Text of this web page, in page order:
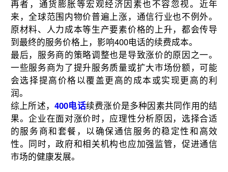
再者，通货膨胀等宏观经济因素也不容忽视。近年
来，全球范围内物价普遍上涨，通信行业也不例外。
原材料、人力成本等生产要素价格的上升，都会传导
到最终的服务价格上，影响400电话的续费成本。
最后，服务商的策略调整也是导致涨价的原因之一。
一些服务商为了提升服务质量或扩大市场份额，可能
会选择提高价格以覆盖更高的成本或实现更高的利
润。
综上所述，400电话续费涨价是多种因素共同作用的结
果。企业在面对涨价时，应理性分析原因，选择合适
的服务商和套餐，以确保通信服务的稳定性和高效
性。同时，政府和相关机构也应加强监管，促进通信
市场的健康发展。